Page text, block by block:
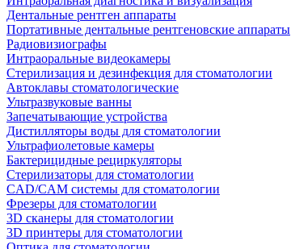
Дентальные рентген аппараты
Портативные дентальные рентгеновские аппараты
Радиовизиографы
Интраоральные видеокамеры
Стерилизация и дезинфекция для стоматологии
Автоклавы стоматологические
Ультразвуковые ванны
Запечатывающие устройства
Дистилляторы воды для стоматологии
Ультрафиолетовые камеры
Бактерицидные рециркуляторы
Стерилизаторы для стоматологии
CAD/CAM системы для стоматологии
Фрезеры для стоматологии
3D cканеры для стоматологии
3D принтеры для стоматологии